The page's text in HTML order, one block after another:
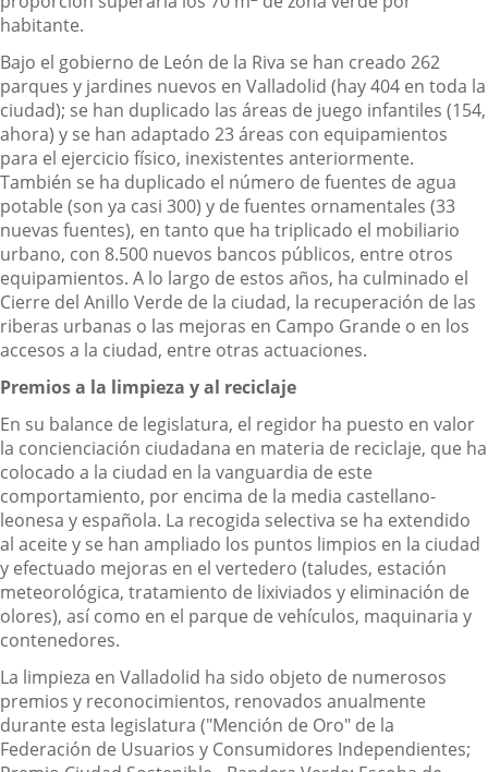
habitante.
Bajo el gobierno de León de la Riva se han creado 262
parques y jardines nuevos en Valladolid (hay 404 en toda la
ciudad); se han duplicado las áreas de juego infantiles (154,
ahora) y se han adaptado 23 áreas con equipamientos
para el ejercicio físico, inexistentes anteriormente.
También se ha duplicado el número de fuentes de agua
potable (son ya casi 300) y de fuentes ornamentales (33
nuevas fuentes), en tanto que ha triplicado el mobiliario
urbano, con 8.500 nuevos bancos públicos, entre otros
equipamientos. A lo largo de estos años, ha culminado el
Cierre del Anillo Verde de la ciudad, la recuperación de las
riberas urbanas o las mejoras en Campo Grande o en los
accesos a la ciudad, entre otras actuaciones.
Premios a la limpieza y al reciclaje
En su balance de legislatura, el regidor ha puesto en valor
la concienciación ciudadana en materia de reciclaje, que ha
colocado a la ciudad en la vanguardia de este
comportamiento, por encima de la media castellano-
leonesa y española. La recogida selectiva se ha extendido
al aceite y se han ampliado los puntos limpios en la ciudad
y efectuado mejoras en el vertedero (taludes, estación
meteorológica, tratamiento de lixiviados y eliminación de
olores), así como en el parque de vehículos, maquinaria y
contenedores.
La limpieza en Valladolid ha sido objeto de numerosos
premios y reconocimientos, renovados anualmente
durante esta legislatura ("Mención de Oro" de la
Federación de Usuarios y Consumidores Independientes;